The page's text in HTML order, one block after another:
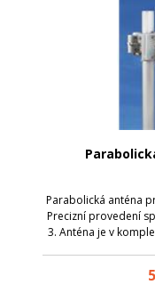
Parabolická anténa
Precizní provedení
3. Anténa je v